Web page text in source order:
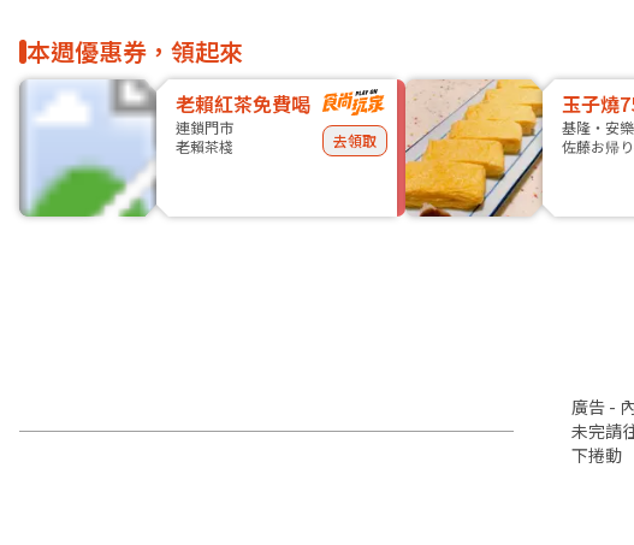
本週優惠券，領起來
老賴紅茶免費喝
連鎖門市
老賴茶棧
去領取
玉子燒
基隆・安
佐藤お帰
廣告 -
未完請
下捲動